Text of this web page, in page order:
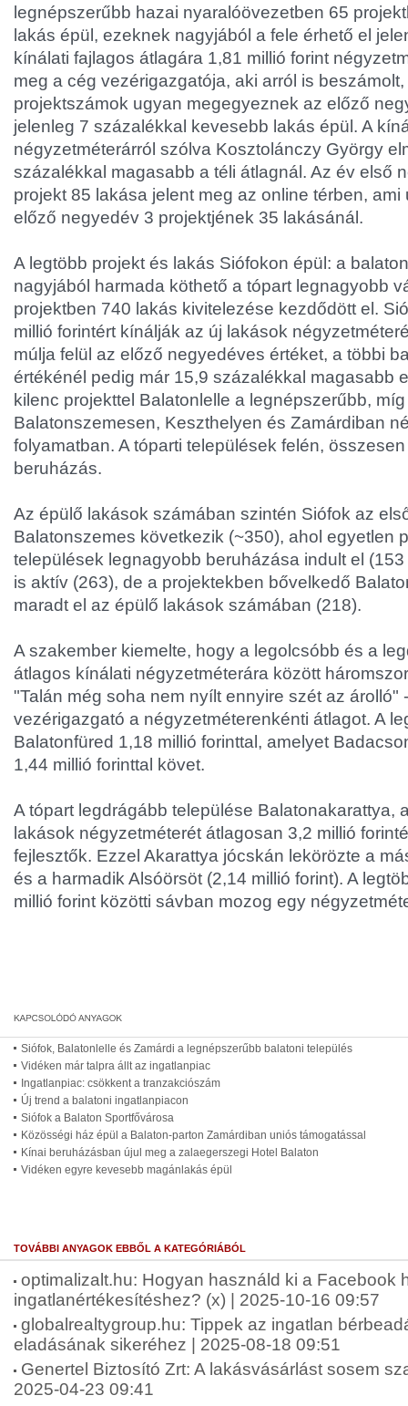
legnépszerűbb hazai nyaralóövezetben 65
lakás épül, ezeknek nagyjából a fele érhető el
kínálati fajlagos átlagára 1,81 millió forint
meg a cég vezérigazgatója, aki arról is
projektszámok ugyan megegyeznek az előző
jelenleg 7 százalékkal kevesebb lakás épül. A
négyzetméterárról szólva Kosztolánczy György
százalékkal magasabb a téli átlagnál. Az év első
projekt 85 lakása jelent meg az online térben,
előző negyedév 3 projektjének 35 lakásánál.
A legtöbb projekt és lakás Siófokon épül: a
nagyjából harmada köthető a tópart legnagyobb
projektben 740 lakás kivitelezése kezdődött el.
millió forintért kínálják az új lakások
múlja felül az előző negyedéves értéket, a többi
értékénél pedig már 15,9 százalékkal magasabb
kilenc projekttel Balatonlelle a legnépszerűbb,
Balatonszemesen, Keszthelyen és Zamárdiban
folyamatban. A tóparti települések felén,
beruházás.
Az épülő lakások számában szintén Siófok az
Balatonszemes következik (~350), ahol egyetlen
települések legnagyobb beruházása indult el
is aktív (263), de a projektekben bővelkedő
maradt el az épülő lakások számában (218).
A szakember kiemelte, hogy a legolcsóbb és a
átlagos kínálati négyzetméterára között
"Talán még soha nem nyílt ennyire szét az árolló"
vezérigazgató a négyzetméterenkénti átlagot. A
Balatonfüred 1,18 millió forinttal, amelyet
1,44 millió forinttal követ.
A tópart legdrágább települése Balatonakarattya,
lakások négyzetméterét átlagosan 3,2 millió
fejlesztők. Ezzel Akarattya jócskán lekörözte a
és a harmadik Alsóörsöt (2,14 millió forint). A
millió forint közötti sávban mozog egy
Siófok, Balatonlelle és Zamárdi a legnépszerűbb balatoni település
Vidéken már talpra állt az ingatlanpiac
Ingatlanpiac: csökkent a tranzakciószám
Új trend a balatoni ingatlanpiacon
Siófok a Balaton Sportfővárosa
Közösségi ház épül a Balaton-parton Zamárdiban uniós támogatással
Kínai beruházásban újul meg a zalaegerszegi Hotel Balaton
Vidéken egyre kevesebb magánlakás épül
TOVÁBBI ANYAGOK EBBŐL A KATEGÓRIÁBÓL
optimalizalt.hu: Hogyan használd ki a Facebook
ingatlanértékesítéshez? (x) | 2025-10-16 09:57
globalrealtygroup.hu: Tippek az ingatlan
eladásának sikeréhez | 2025-08-18 09:51
Genertel Biztosító Zrt: A lakásvásárlást sosem
2025-04-23 09:41